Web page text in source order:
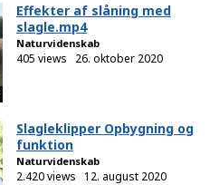
Effekter af slåning med
slagle.mp4
Naturvidenskab
405 views 26. oktober 2020
Slagleklipper Opbygning og
funktion
Naturvidenskab
2.420 views 12. august 2020